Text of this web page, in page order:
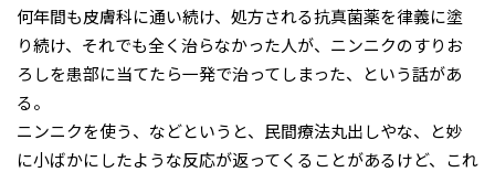
何年間も皮膚科に通い続け、処方される抗真菌薬を律義に塗
り続け、それでも全く治らなかった人が、ニンニクのすりお
ろしを患部に当てたら一発で治ってしまった、という話があ
る。
ニンニクを使う、などというと、民間療法丸出しやな、と妙
に小ばかにしたような反応が返ってくることがあるけど、これ